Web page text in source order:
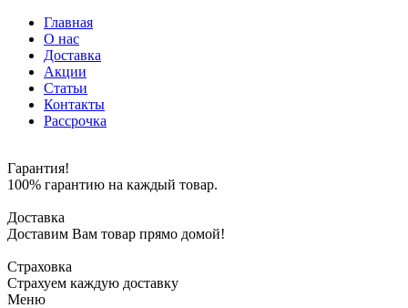
Главная
О нас
Доставка
Акции
Статьи
Контакты
Рассрочка
Гарантия!
100% гарантию на каждый товар.
Доставка
Доставим Вам товар прямо домой!
Страховка
Страхуем каждую доставку
Меню